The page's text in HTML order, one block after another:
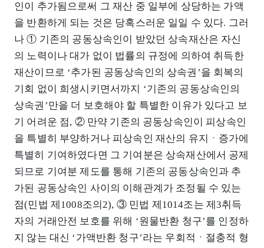
인이 추가됨으로써 그 재산 중 일부에 상당하는 가액
을 반환하게 되는 것은 당혹스러운 일일 수 있다. 그러
나 ① 기존의 공동상속인이 받았던 상속재산은 자신
의 노력이나 대가 없이 법률의 규정에 의하여 취득한
재산이므로 ‘추가된 공동상속인의 상속권’을 회복의
기회 없이 희생시키면서까지 ‘기존의 공동상속인의
상속권’만을 더 보호해야 할 특별한 이유가 있다고 보
기 어려운 점, ② 만약 기존의 공동상속인이 피상속인
을 특별히 부양하거나 피상속인 재산의 유지ㆍ증가에
특별히 기여하였다면 그 기여분은 상속재산에서 공제
되므로 기여분 제도를 통해 기존의 공동상속인과 추
가된 공동상속인 사이의 이해관계가 조정될 수 있는
점(민법 제1008조의2), ③ 민법 제1014조는 제3취득
자의 거래안전 보호를 위해 ‘원물반환 청구’를 인정하
지 않는 대신 ‘가액반환 청구’라는 우회적ㆍ절충적 형